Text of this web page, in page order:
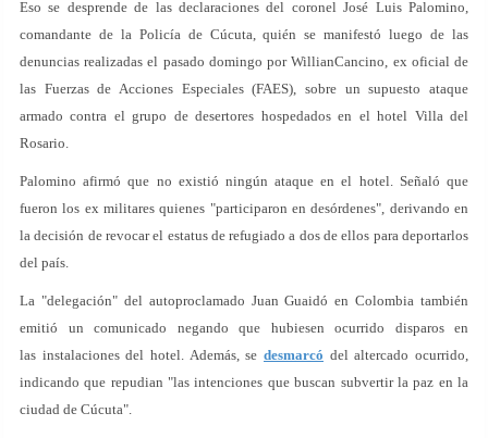
Eso se desprende de las declaraciones del coronel José Luis Palomino,
comandante de la Policía de Cúcuta, quién se manifestó luego de las
denuncias realizadas el pasado domingo por WillianCancino, ex oficial de
las Fuerzas de Acciones Especiales (FAES), sobre un supuesto ataque
armado contra el grupo de desertores hospedados en el hotel Villa del
Rosario.
Palomino afirmó que no existió ningún ataque en el hotel. Señaló que
fueron los ex militares quienes "participaron en desórdenes", derivando en
la decisión de revocar el estatus de refugiado a dos de ellos para deportarlos
del país.
La "delegación" del autoproclamado Juan Guaidó en Colombia también
emitió un comunicado negando que hubiesen ocurrido disparos en
las instalaciones del hotel. Además, se desmarcó del altercado ocurrido,
indicando que repudian "las intenciones que buscan subvertir la paz en la
ciudad de Cúcuta".